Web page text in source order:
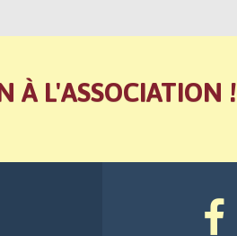
À L'ASSOCIATION !